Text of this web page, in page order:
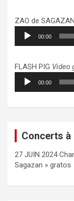
ZAO de
Lecteur
audio
00:00
FLASH PIG Video
Lecteur
audio
00:00
Concerts à
27 JUIN 2024
Sagazan » gratos